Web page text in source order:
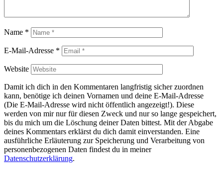
Name *
E-Mail-Adresse *
Website
Damit ich dich in den Kommentaren langfristig sicher zuordnen
kann, benötige ich deinen Vornamen und deine E-Mail-Adresse
(Die E-Mail-Adresse wird nicht öffentlich angezeigt!). Diese
werden von mir nur für diesen Zweck und nur so lange gespeichert,
bis du mich um die Löschung deiner Daten bittest. Mit der Abgabe
deines Kommentars erklärst du dich damit einverstanden. Eine
ausführliche Erläuterung zur Speicherung und Verarbeitung von
personenbezogenen Daten findest du in meiner
Datenschutzerklärung.